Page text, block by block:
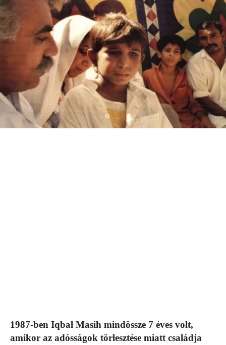
1987-ben Iqbal Masih mindössze 7 éves volt,
amikor az adósságok törlesztése miatt családja